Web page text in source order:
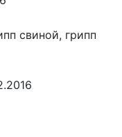
свиной, грипп